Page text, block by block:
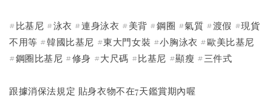
#比基尼 #泳衣 #連身泳衣 #美背 #鋼圈 #氣質 #渡假 #現貨
不用等 #韓國比基尼 #東大門女裝 #小胸泳衣 #歐美比基尼
#鋼圈比基尼 #修身 #大尺碼 #比基尼 #顯瘦 #三件式
跟據消保法規定 貼身衣物不在7天鑑賞期內喔